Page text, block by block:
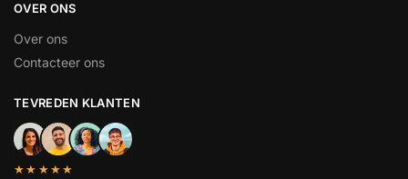
OVER ONS
Over ons
Contacteer ons
TEVREDEN KLANTEN
★★★★★